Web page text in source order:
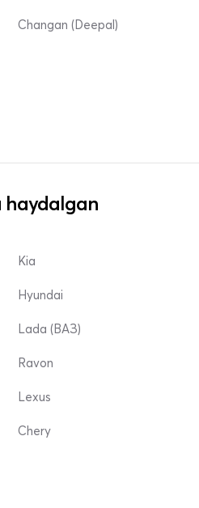
Changan (Deepal)
haydalgan
Kia
Hyundai
Lada (ВАЗ)
Ravon
Lexus
Chery